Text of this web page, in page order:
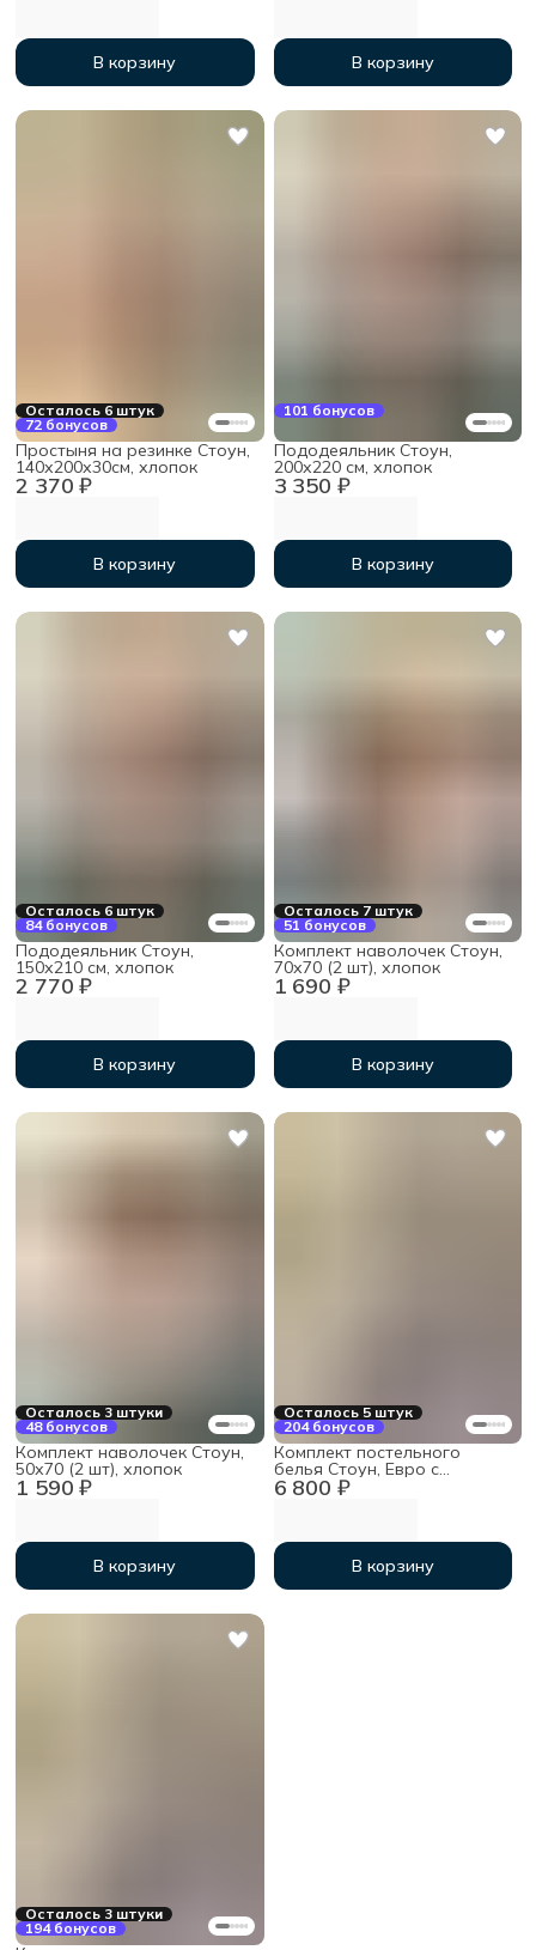
В корзину В корзину
Осталось 6 штук
72 бонусов
2 370 ₽
Простыня на резинке Стоун,
140х200х30см, хлопок
В корзину
101 бонусов
3 350 ₽
Пододеяльник Стоун,
200х220 см, хлопок
В корзину
Осталось 6 штук
84 бонусов
2 770 ₽
Пододеяльник Стоун,
150х210 см, хлопок
В корзину
Осталось 7 штук
51 бонусов
1 690 ₽
Комплект наволочек Стоун,
70х70 (2 шт), хлопок
В корзину
Осталось 3 штуки
48 бонусов
1 590 ₽
Комплект наволочек Стоун,
50х70 (2 шт), хлопок
В корзину
Осталось 5 штук
204 бонусов
6 800 ₽
Комплект постельного
белья Стоун, Евро с
простыней на резинке
160х200х30, хлопок
В корзину
Осталось 3 штуки
194 бонусов